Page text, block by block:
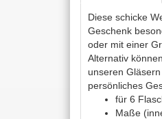
Diese schicke
Geschenk
oder mit einer
Alternativ
unseren
persönliches
für 6
Maße